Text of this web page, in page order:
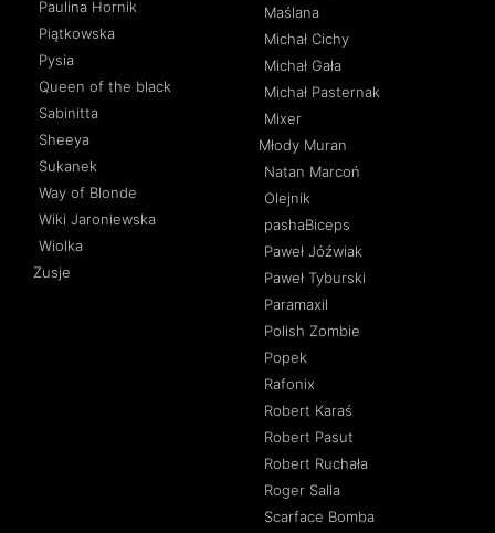
Paulina Hornik
Piątkowska
Pysia
Queen of the black
Sabinitta
Sheeya
Sukanek
Way of Blonde
Wiki Jaroniewska
Wiolka
Zusje
Maślana
Michał Cichy
Michał Gała
Michał Pasternak
Mixer
Młody Muran
Natan Marcoń
Olejnik
pashaBiceps
Paweł Jóźwiak
Paweł Tyburski
Paramaxil
Polish Zombie
Popek
Rafonix
Robert Karaś
Robert Pasut
Robert Ruchała
Roger Salla
Scarface Bomba